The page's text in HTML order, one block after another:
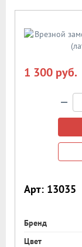
1 300 руб.
−
Арт: 13035
Бренд
Цвет